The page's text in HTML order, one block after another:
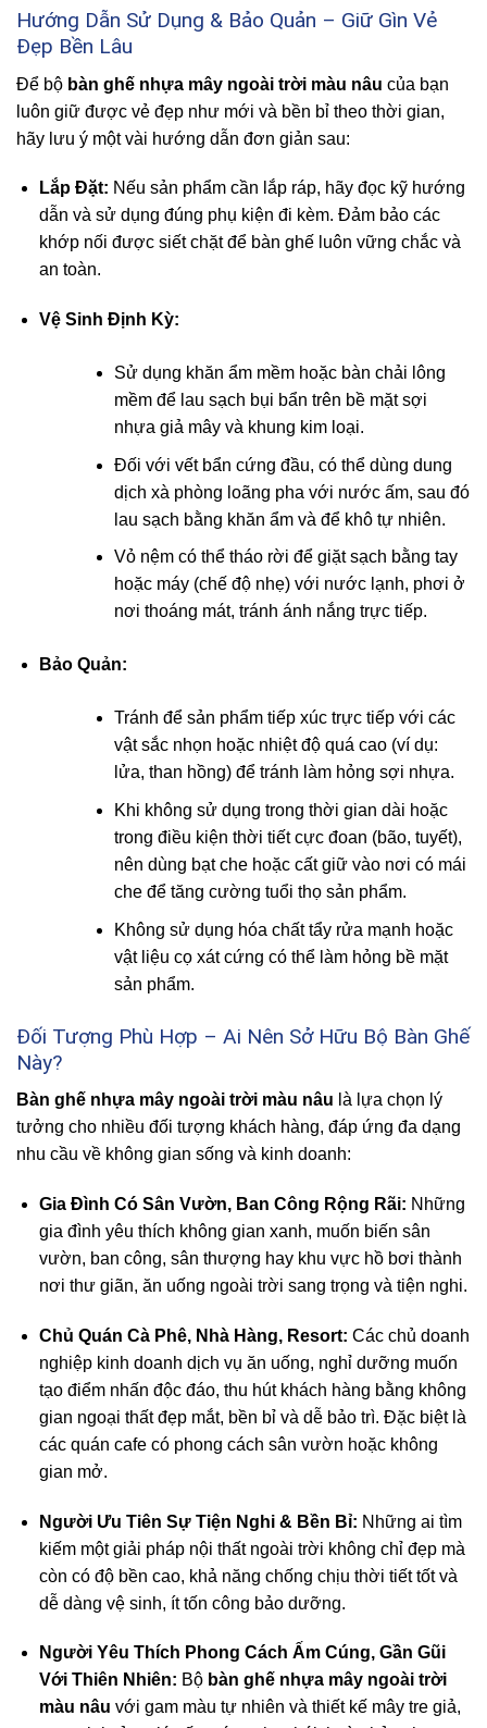
Hướng Dẫn Sử Dụng & Bảo Quản – Giữ Gìn Vẻ
Đẹp Bền Lâu
Để bộ bàn ghế nhựa mây ngoài trời màu nâu của bạn
luôn giữ được vẻ đẹp như mới và bền bỉ theo thời gian,
hãy lưu ý một vài hướng dẫn đơn giản sau:
Lắp Đặt: Nếu sản phẩm cần lắp ráp, hãy đọc kỹ hướng
dẫn và sử dụng đúng phụ kiện đi kèm. Đảm bảo các
khớp nối được siết chặt để bàn ghế luôn vững chắc và
an toàn.
Vệ Sinh Định Kỳ:
Sử dụng khăn ẩm mềm hoặc bàn chải lông
mềm để lau sạch bụi bẩn trên bề mặt sợi
nhựa giả mây và khung kim loại.
Đối với vết bẩn cứng đầu, có thể dùng dung
dịch xà phòng loãng pha với nước ấm, sau đó
lau sạch bằng khăn ẩm và để khô tự nhiên.
Vỏ nệm có thể tháo rời để giặt sạch bằng tay
hoặc máy (chế độ nhẹ) với nước lạnh, phơi ở
nơi thoáng mát, tránh ánh nắng trực tiếp.
Bảo Quản:
Tránh để sản phẩm tiếp xúc trực tiếp với các
vật sắc nhọn hoặc nhiệt độ quá cao (ví dụ:
lửa, than hồng) để tránh làm hỏng sợi nhựa.
Khi không sử dụng trong thời gian dài hoặc
trong điều kiện thời tiết cực đoan (bão, tuyết),
nên dùng bạt che hoặc cất giữ vào nơi có mái
che để tăng cường tuổi thọ sản phẩm.
Không sử dụng hóa chất tẩy rửa mạnh hoặc
vật liệu cọ xát cứng có thể làm hỏng bề mặt
sản phẩm.
Đối Tượng Phù Hợp – Ai Nên Sở Hữu Bộ Bàn Ghế
Này?
Bàn ghế nhựa mây ngoài trời màu nâu là lựa chọn lý
tưởng cho nhiều đối tượng khách hàng, đáp ứng đa dạng
nhu cầu về không gian sống và kinh doanh:
Gia Đình Có Sân Vườn, Ban Công Rộng Rãi: Những
gia đình yêu thích không gian xanh, muốn biến sân
vườn, ban công, sân thượng hay khu vực hồ bơi thành
nơi thư giãn, ăn uống ngoài trời sang trọng và tiện nghi.
Chủ Quán Cà Phê, Nhà Hàng, Resort: Các chủ doanh
nghiệp kinh doanh dịch vụ ăn uống, nghỉ dưỡng muốn
tạo điểm nhấn độc đáo, thu hút khách hàng bằng không
gian ngoại thất đẹp mắt, bền bỉ và dễ bảo trì. Đặc biệt là
các quán cafe có phong cách sân vườn hoặc không
gian mở.
Người Ưu Tiên Sự Tiện Nghi & Bền Bỉ: Những ai tìm
kiếm một giải pháp nội thất ngoài trời không chỉ đẹp mà
còn có độ bền cao, khả năng chống chịu thời tiết tốt và
dễ dàng vệ sinh, ít tốn công bảo dưỡng.
Người Yêu Thích Phong Cách Ấm Cúng, Gần Gũi
Với Thiên Nhiên: Bộ bàn ghế nhựa mây ngoài trời
màu nâu với gam màu tự nhiên và thiết kế mây tre giả,